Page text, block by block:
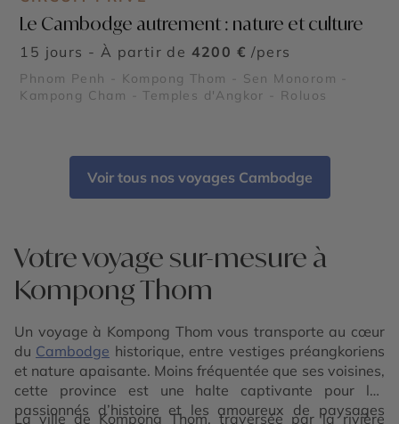
Le Cambodge autrement : nature et culture
15 jours - À partir de 4200 € /pers
Phnom Penh - Kompong Thom - Sen Monorom -
Kampong Cham - Temples d'Angkor - Roluos
Voir tous nos voyages Cambodge
Votre voyage sur-mesure à
Kompong Thom
Un voyage à Kompong Thom vous transporte au cœur
du Cambodge historique, entre vestiges préangkoriens
et nature apaisante. Moins fréquentée que ses voisines,
cette province est une halte captivante pour les
passionnés d’histoire et les amoureux de paysages
La ville de Kompong Thom, traversée par la rivière